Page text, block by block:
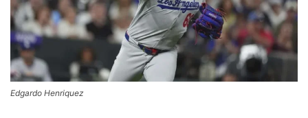
Edgardo Henriquez